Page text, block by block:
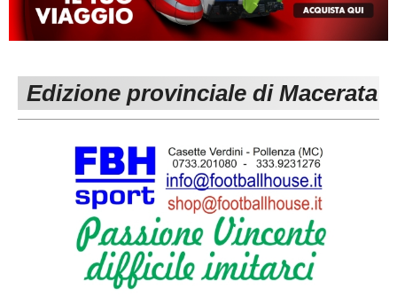
MACERATA
Carica la tua Rosa
ECCELLENZA
1^ CATEGORIA
3^ CATEGORIA
GIOVANILI
REGIONALI
Edizione provinciale di Macerata